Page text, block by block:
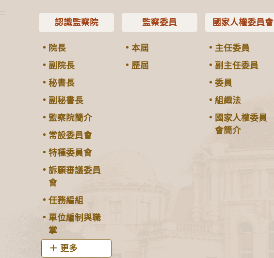
:::
認識監察院
院長
副院長
秘書長
副秘書長
監察院簡介
常設委員會
特種委員會
訴願審議委員
會
任務編組
單位編制與職
掌
更多
監察委員
本屆
歷屆
國家人權委員會
主任委員
副主任委員
委員
組織法
國家人權委員
會簡介